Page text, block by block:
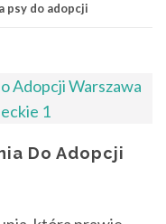
psy do adopcji
Do Adopcji